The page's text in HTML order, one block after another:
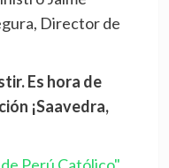
Director de
Es hora de
¡Saavedra,